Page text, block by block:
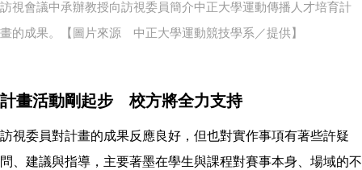
訪視會議中承辦教授向訪視委員簡介中正大學運動傳播人才培育計
畫的成果。【圖片來源 中正大學運動競技學系／提供】
計畫活動剛起步 校方將全力支持
訪視委員對計畫的成果反應良好，但也對實作事項有著些許疑
問、建議與指導，主要著墨在學生與課程對賽事本身、場域的不